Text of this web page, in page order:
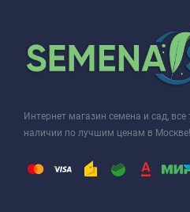
Интернет магазин семена и сад, все
наличии по лучшим ценам в Москве!